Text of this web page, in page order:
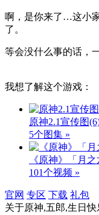
啊，是你来了…这小
了。
等会没什么事的话，
我想了解这个游戏：
原神2.1宣传图
5个图集 »
《原神》「月
101个视频 »
官网 专区 下载 礼包
关于原神,五郎,生日